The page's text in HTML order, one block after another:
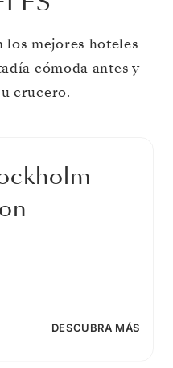
los mejores hoteles
cómoda antes y
crucero.
DESCUBRA MÁS